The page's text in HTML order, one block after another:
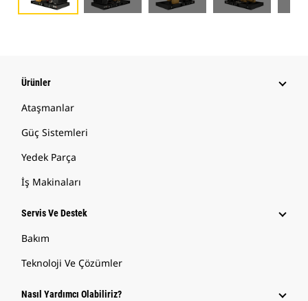
Ürünler
Ataşmanlar
Güç Sistemleri
Yedek Parça
İş Makinaları
Servis Ve Destek
Bakım
Teknoloji Ve Çözümler
Nasıl Yardımcı Olabiliriz?